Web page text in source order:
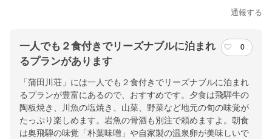
通報する
一人でも２食付きでリーズナブルに泊まれ
るプランがあります
0
「蒲田川荘」には一人でも２食付きでリーズナブルに泊まれ
るプランが豊富にあるので、おすすめです。夕食は飛騨牛の
陶板焼き、川魚の塩焼き、山菜、野菜など地元の旬の味覚が
たっぷり楽しめます。岩魚の骨酒も別注で頼めますよ。朝食
は奥飛騨の味覚「朴葉味噌」や自家製の温泉卵が美味しいで